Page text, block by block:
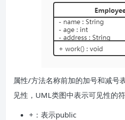
属性/方法名称前加的加号和减号
见性，UML类图中表示可见性的
+：表示public